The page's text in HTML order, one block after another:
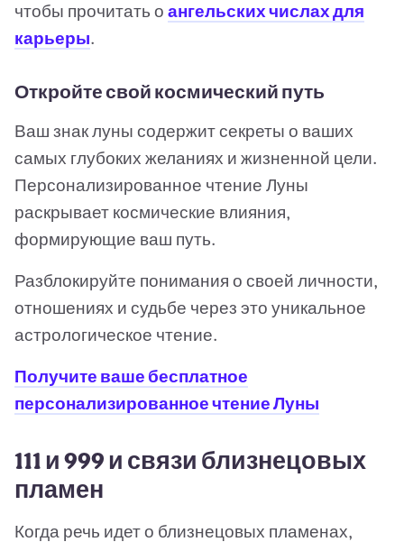
чтобы прочитать о ангельских числах для
карьеры.
Откройте свой космический путь
Ваш знак луны содержит секреты о ваших
самых глубоких желаниях и жизненной цели.
Персонализированное чтение Луны
раскрывает космические влияния,
формирующие ваш путь.
Разблокируйте понимания о своей личности,
отношениях и судьбе через это уникальное
астрологическое чтение.
Получите ваше бесплатное
персонализированное чтение Луны
111 и 999 и связи близнецовых
пламен
Когда речь идет о близнецовых пламенах,